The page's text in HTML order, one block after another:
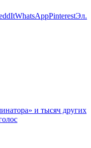
WhatsAppPinterestЭл.
и тысяч других